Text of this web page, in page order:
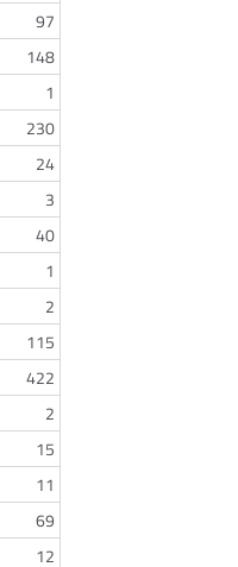
97
148
1
230
24
3
40
1
2
115
422
2
15
11
69
12